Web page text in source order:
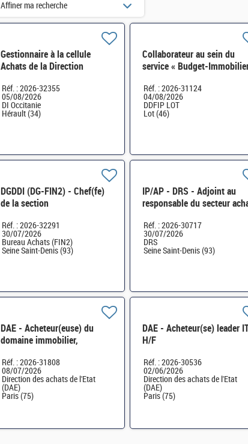
Gestionnaire à la cellule
Achats de la Direction
d'Occitanie H/F
Réf. : 2026-32355
05/08/2026
DI Occitanie
Hérault (34)
Collaborateur au sein du
service « Budget-
Réf. : 2026-31124
04/08/2026
DDFIP LOT
Lot (46)
DGDDI (DG-FIN2) - Chef(fe)
de la section
sein du bureau des achats
H/F
Réf. : 2026-32291
30/07/2026
Bureau Achats (FIN2)
Seine Saint-Denis (93)
IP/AP - DRS - Adjoint au
responsable du secteur
public expert) - H/F
Réf. : 2026-30717
30/07/2026
DRS
Seine Saint-Denis (93)
DAE - Acheteur(euse) du
domaine immobilier,
Réf. : 2026-31808
08/07/2026
Direction des achats de l'Etat
(DAE)
Paris (75)
DAE - Acheteur(se) leader
H/F
Réf. : 2026-30536
02/06/2026
Direction des achats de l'Etat
(DAE)
Paris (75)
Affiner ma recherche